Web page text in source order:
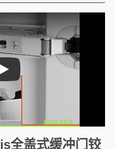
全盖式缓冲门铰